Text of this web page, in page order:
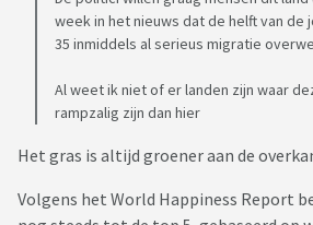
week in het nieuws dat de helft van
35 inmiddels al serieus migratie
Al weet ik niet of er landen zijn waar
rampzalig zijn dan hier
Het gras is altijd groener aan de
Volgens het World Happiness Report